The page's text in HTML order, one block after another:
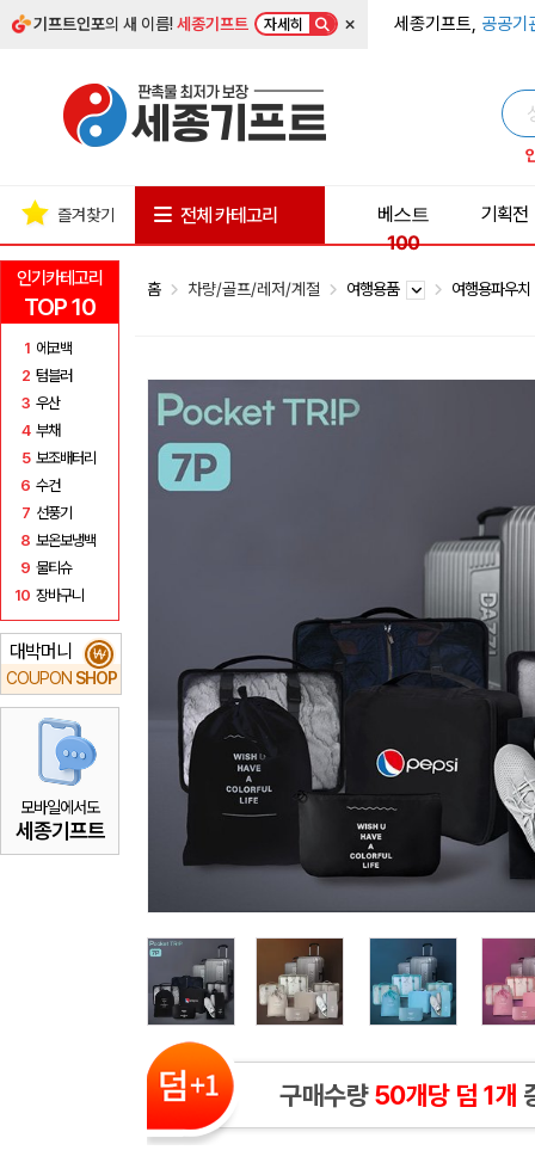
기프트인포의 새 이름!세종기프트 자세히 × 세종기프트, 공공기
인기카테고리
TOP 10
1 에코백
2 텀블러
3 우산
4 부채
5 보조배터리
6 수건
7 선풍기
8 보온보냉백
9 물티슈
10 장바구니
대박머니
COUPON SHOP
₩
모바일에서도
세종기프트
즐겨찾기 전체 카테고리
베스트
100
기획전
홈 차량/골프/레저/계절 여행용품 여행용파우
구매수량50개당 덤 1개